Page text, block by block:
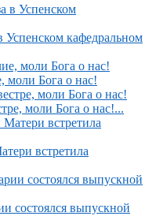
Успенском кафедральном
Бога о нас!
моли Бога о нас!...
встретила
состоялся выпускной